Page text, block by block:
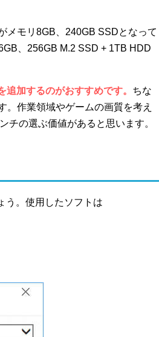
メモリ8GB、240GB SSDとなって
、256GB M.2 SSD + 1TB HDD
加するのがおすすめです。 ちな
。作業領域やゲームの画質を考え
チの選ぶ価値があると思います。
う。使用したソフトは